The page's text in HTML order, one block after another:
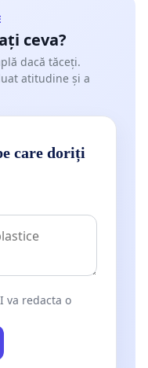
ceva?
dacă tăceți.
atitudine și a
care doriți
va redacta o